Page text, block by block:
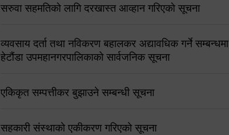
सरुवा सहमतिको लागि दरखास्त आव्हान गरिएको सूचना
व्यवसाय दर्ता तथा नविकरण बहालकर अद्यावधिक गर्ने सम्बन्धमा
हेटौंडा उपमहानगरपालिकाको सार्वजनिक सूचना
एकिकृत सम्पत्तीकर बुझाउने सम्बन्धी सूचना
सहकारी संस्थाको एकीकरण गरिएको सूचना